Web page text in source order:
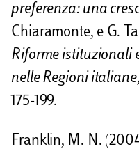
preferenza: una
Chiaramonte, e G.
Riforme istituzionali
nelle Regioni italiane
175-199.
Franklin, M. N.